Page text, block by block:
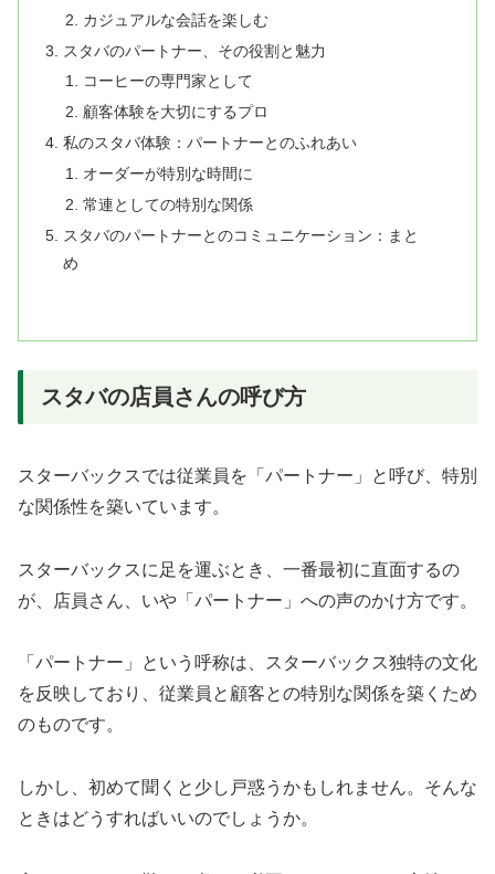
カジュアルな会話を楽しむ
スタバのパートナー、その役割と魅力
コーヒーの専門家として
顧客体験を大切にするプロ
私のスタバ体験：パートナーとのふれあい
オーダーが特別な時間に
常連としての特別な関係
スタバのパートナーとのコミュニケーション：まと
め
スタバの店員さんの呼び方
スターバックスでは従業員を「パートナー」と呼び、特別
な関係性を築いています。
スターバックスに足を運ぶとき、一番最初に直面するの
が、店員さん、いや「パートナー」への声のかけ方です。
「パートナー」という呼称は、スターバックス独特の文化
を反映しており、従業員と顧客との特別な関係を築くため
のものです。
しかし、初めて聞くと少し戸惑うかもしれません。そんな
ときはどうすればいいのでしょうか。